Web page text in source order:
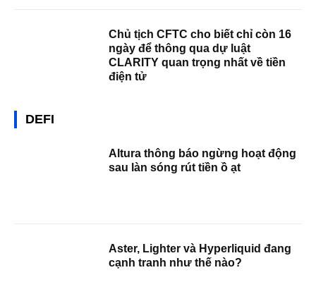
Chủ tịch CFTC cho biết chỉ còn 16
ngày để thông qua dự luật
CLARITY quan trọng nhất về tiền
điện tử
DEFI
Altura thông báo ngừng hoạt động
sau làn sóng rút tiền ồ ạt
Aster, Lighter và Hyperliquid đang
cạnh tranh như thế nào?